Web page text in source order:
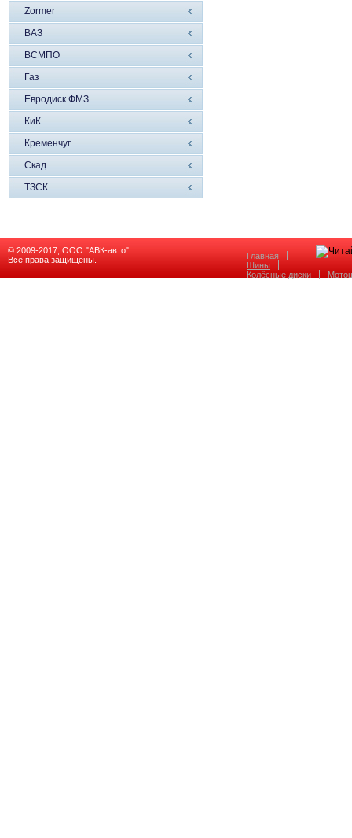
Zormer
ВАЗ
ВСМПО
Газ
Евродиск ФМЗ
КиК
Кременчуг
Скад
ТЗСК
© 2009-2017, ООО "АВК-авто".
Все права защищены.
Главная
Шины
Колёсные диски